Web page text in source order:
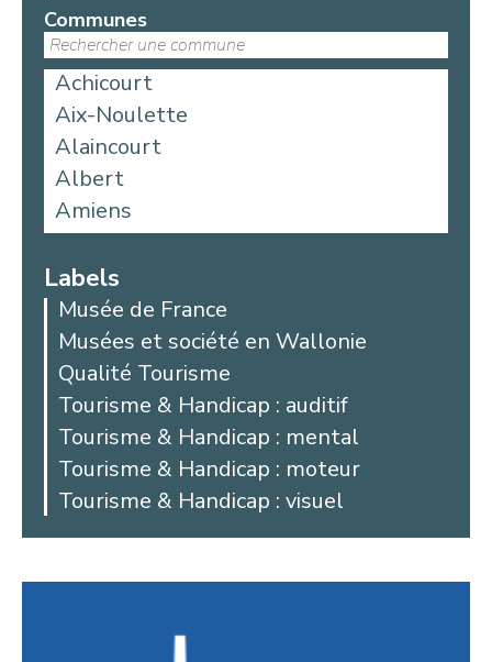
Communes
Achicourt
Aix-Noulette
Alaincourt
Albert
Amiens
Aniche
Argoules
Arques
Arras
Auby
Avesnes-les-Aubert
Bailleul
Beaucamps-Ligny
Beaurains
Labels
Musée de France
Musées et société en Wallonie
Qualité Tourisme
Tourisme & Handicap : auditif
Tourisme & Handicap : mental
Tourisme & Handicap : moteur
Tourisme & Handicap : visuel